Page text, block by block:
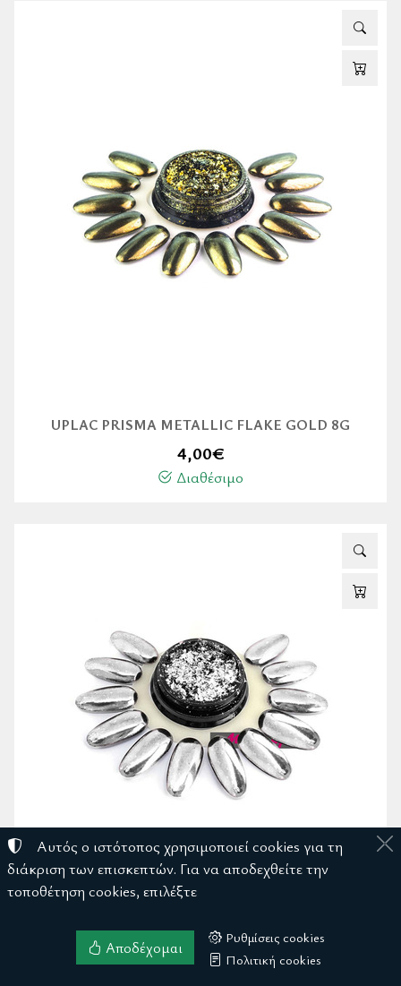
UPLAC PRISMA METALLIC FLAKE GOLD 8G
4,00€
Διαθέσιμο
UPLAC PRISMA METALLIC FLAKE SILVER 8G
Αυτός ο ιστότοπος χρησιμοποιεί cookies για τη
διάκριση των επισκεπτών. Για να αποδεχθείτε την
τοποθέτηση cookies, επιλέξτε
Αποδέχομαι
Ρυθμίσεις cookies
Πολιτική cookies